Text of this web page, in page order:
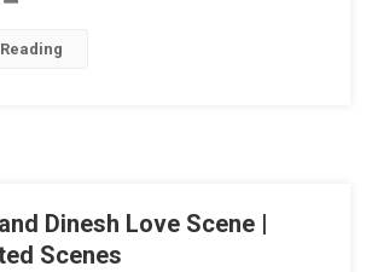
Dinesh Love Scene |
Scenes